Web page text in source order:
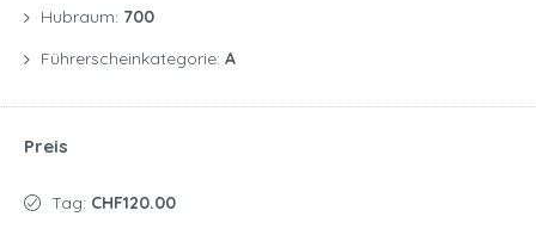
Hubraum: 700
Führerscheinkategorie: A
Preis
Tag: CHF120.00